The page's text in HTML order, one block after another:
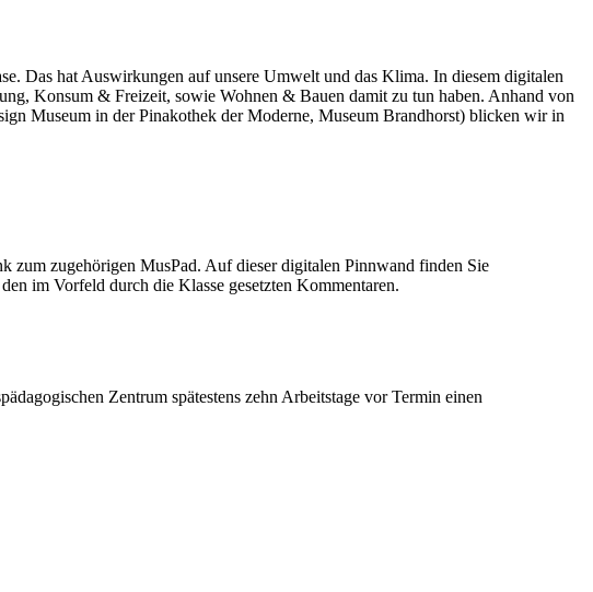
Das hat Auswirkungen auf unsere Umwelt und das Klima. In diesem digitalen
Konsum & Freizeit, sowie Wohnen & Bauen damit zu tun haben. Anhand von
Museum in der Pinakothek der Moderne, Museum Brandhorst) blicken wir in
zum zugehörigen MusPad. Auf dieser digitalen Pinnwand finden Sie
im Vorfeld durch die Klasse gesetzten Kommentaren.
Zentrum spätestens zehn Arbeitstage vor Termin einen